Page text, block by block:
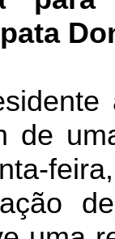
de